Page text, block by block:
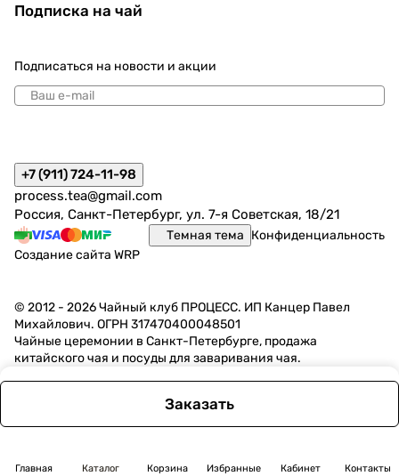
Заказать
Главная Каталог Корзина Избранные Кабинет Контакты
Подписка на чай
Подписаться на новости и акции
+7 (911) 724-11-98
process.tea@gmail.com
Россия, Санкт-Петербург, ул. 7-я Советская, 18/21
Темная тема Конфиденциальность
Создание сайта WRP
© 2012 - 2026 Чайный клуб ПРОЦЕСС. ИП Канцер Павел
Михайлович. ОГРН 317470400048501
Чайные церемонии в Санкт-Петербурге, продажа
китайского чая и посуды для заваривания чая.